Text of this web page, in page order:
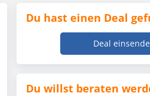
Du hast einen Deal
Deal
Du willst beraten